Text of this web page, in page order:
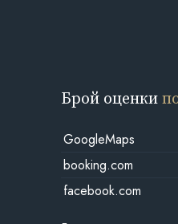
Брой оценки
GoogleMaps
booking.com
facebook.com